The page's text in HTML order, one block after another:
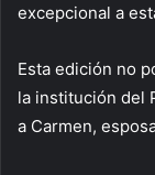
excepcional a
Esta edición no
la institución del
a Carmen,